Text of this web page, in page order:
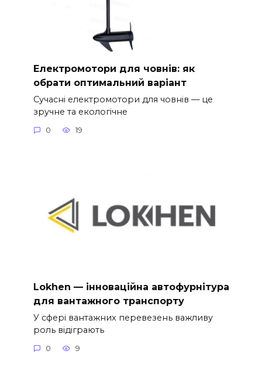
Електромотори для човнів: як
обрати оптимальний варіант
Сучасні електромотори для човнів — це
зручне та екологічне
0 19
Lokhen — інноваційна автофурнітура
для вантажного транспорту
У сфері вантажних перевезень важливу
роль відіграють
0 9